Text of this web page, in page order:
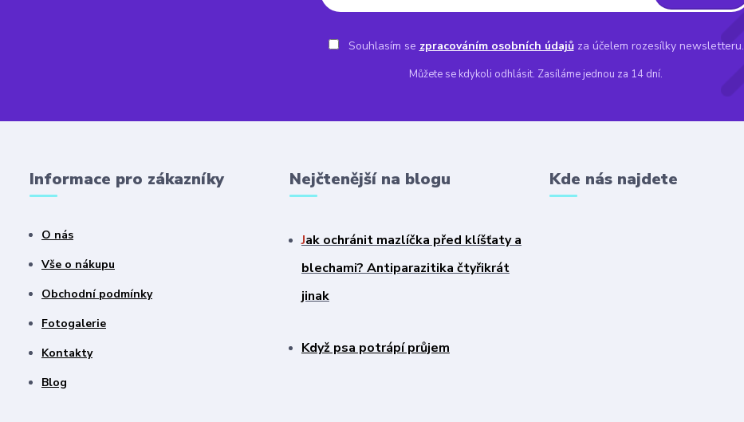
Souhlasím se zpracováním osobních údajůza účelem rozesílky newsletteru.
Můžete se kdykoli odhlásit. Zasíláme jednou za 14 dní.
Informace pro zákazníky
O nás
Vše o nákupu
Obchodní podmínky
Fotogalerie
Kontakty
Blog
Nejčtenější na blogu
Jak ochránit mazlíčka před klíšťaty a
blechami? Antiparazitika čtyřikrát
jinak
Když psa potrápí průjem
Kde nás najdete